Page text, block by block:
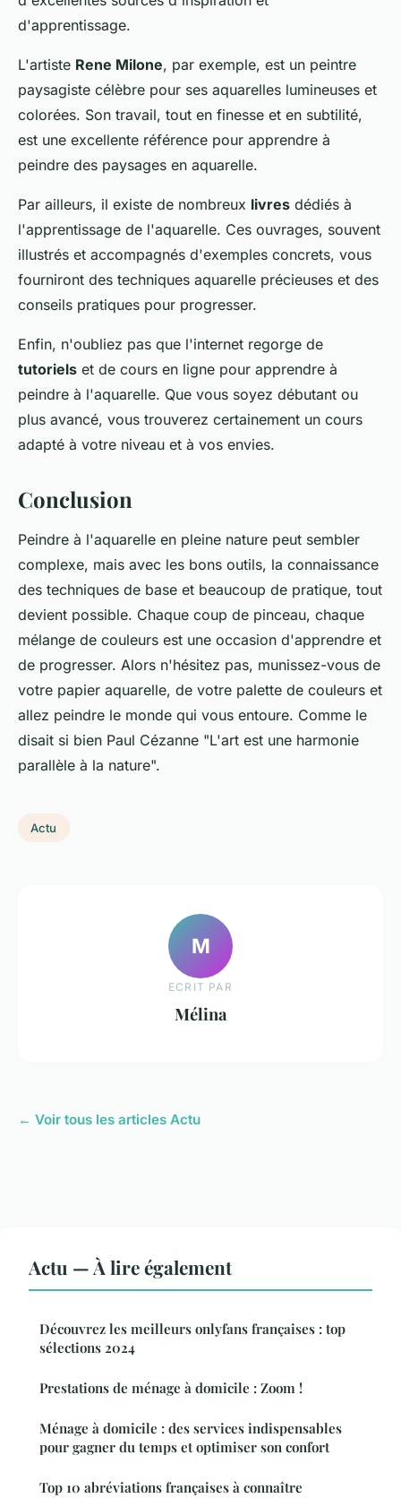
d'apprentissage.
L'artiste Rene Milone, par exemple, est un peintre
paysagiste célèbre pour ses aquarelles lumineuses et
colorées. Son travail, tout en finesse et en subtilité,
est une excellente référence pour apprendre à
peindre des paysages en aquarelle.
Par ailleurs, il existe de nombreux livres dédiés à
l'apprentissage de l'aquarelle. Ces ouvrages, souvent
illustrés et accompagnés d'exemples concrets, vous
fourniront des techniques aquarelle précieuses et des
conseils pratiques pour progresser.
Enfin, n'oubliez pas que l'internet regorge de
tutoriels et de cours en ligne pour apprendre à
peindre à l'aquarelle. Que vous soyez débutant ou
plus avancé, vous trouverez certainement un cours
adapté à votre niveau et à vos envies.
Conclusion
Peindre à l'aquarelle en pleine nature peut sembler
complexe, mais avec les bons outils, la connaissance
des techniques de base et beaucoup de pratique, tout
devient possible. Chaque coup de pinceau, chaque
mélange de couleurs est une occasion d'apprendre et
de progresser. Alors n'hésitez pas, munissez-vous de
votre papier aquarelle, de votre palette de couleurs et
allez peindre le monde qui vous entoure. Comme le
disait si bien Paul Cézanne "L'art est une harmonie
parallèle à la nature".
Actu
M
ECRIT PAR
Mélina
← Voir tous les articles Actu
Actu — À lire également
Découvrez les meilleurs onlyfans françaises : top
sélections 2024
Prestations de ménage à domicile : Zoom !
Ménage à domicile : des services indispensables
pour gagner du temps et optimiser son confort
Top 10 abréviations françaises à connaître